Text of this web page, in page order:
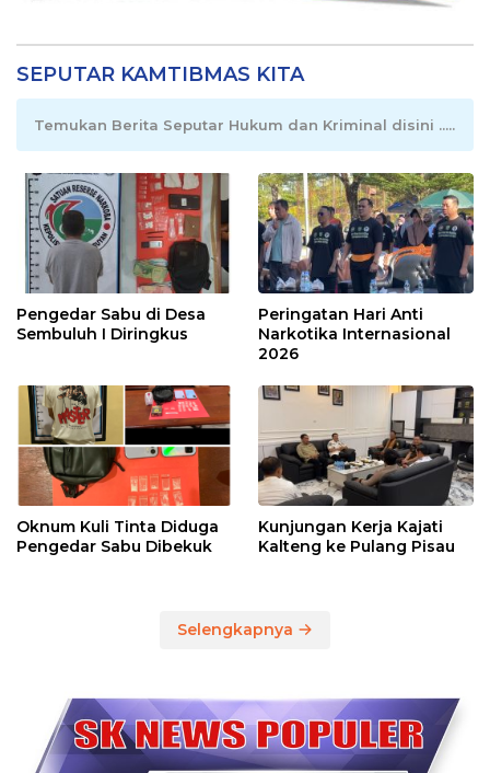
SEPUTAR KAMTIBMAS KITA
Temukan Berita Seputar Hukum dan Kriminal disini .....
Pengedar Sabu di Desa
Sembuluh I Diringkus
Peringatan Hari Anti
Narkotika Internasional
2026
Oknum Kuli Tinta Diduga
Pengedar Sabu Dibekuk
Kunjungan Kerja Kajati
Kalteng ke Pulang Pisau
Selengkapnya